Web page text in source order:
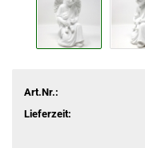
Art.Nr.:
Lieferzeit: